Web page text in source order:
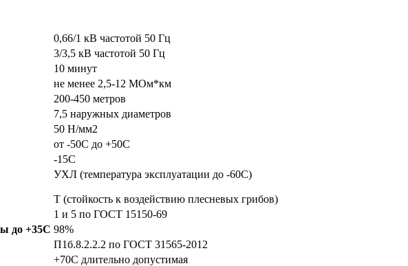
0,66/1 кВ частотой 50 Гц
3/3,5 кВ частотой 50 Гц
10 минут
не менее 2,5-12 МОм*км
200-450 метров
7,5 наружных диаметров
50 Н/мм2
от -50С до +50С
-15С
УХЛ (температура эксплуатации до -60С)
Т (стойкость к воздействию плесневых грибов)
1 и 5 по ГОСТ 15150-69
до +35C 98%
П1б.8.2.2.2 по ГОСТ 31565-2012
+70C длительно допустимая